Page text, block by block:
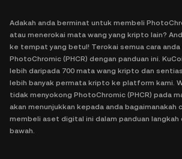
Adakah anda berminat untuk membeli
atau menerokai mata wang yang kripto lain?
ke tempat yang betul! Terokai semua cara
PhotoChromic (PHCR) dengan panduan ini.
lebih daripada 700 mata wang kripto dan
lebih banyak permata kripto ke platform kami.
tidak menyokong PhotoChromic (PHCR) pada
akan menunjukkan kepada anda bagaimanakah
membeli aset digital ini dalam panduan langkah
bawah.